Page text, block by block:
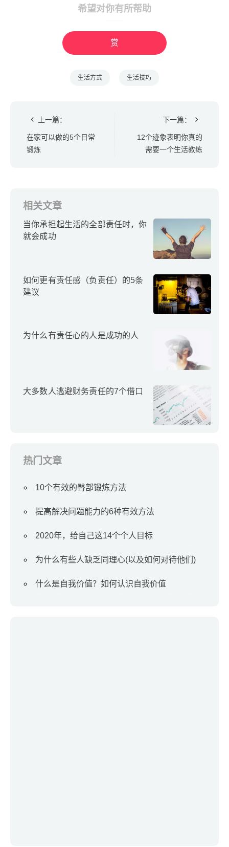
希望对你有所帮助
赏
生活方式 生活技巧
上一篇：
在家可以做的5个日常
锻炼
下一篇：
12个迹象表明你真的
需要一个生活教练
相关文章
当你承担起生活的全部责任时，你
就会成功
如何更有责任感（负责任）的5条
建议
为什么有责任心的人是成功的人
大多数人逃避财务责任的7个借口
热门文章
10个有效的臀部锻炼方法
提高解决问题能力的6种有效方法
2020年，给自己这14个个人目标
为什么有些人缺乏同理心(以及如何对待他们)
什么是自我价值？如何认识自我价值